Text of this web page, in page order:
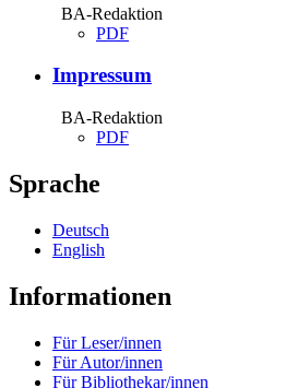
BA-Redaktion
PDF
Impressum
BA-Redaktion
PDF
Sprache
Deutsch
English
Informationen
Für Leser/innen
Für Autor/innen
Für Bibliothekar/innen